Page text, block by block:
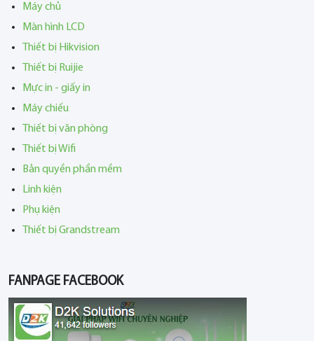
Máy chủ
Màn hình LCD
Thiết bị Hikvision
Thiết bị Ruijie
Mực in - giấy in
Máy chiếu
Thiết bị văn phòng
Thiết bị Wifi
Bản quyền phần mềm
Linh kiện
Phụ kiện
Thiết bị Grandstream
FANPAGE FACEBOOK